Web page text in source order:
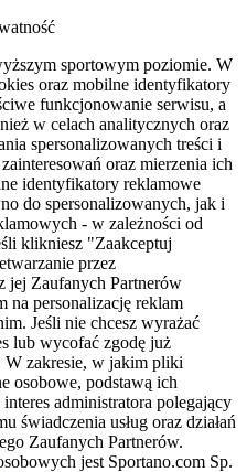
sportowym poziomie. W
oraz mobilne identyfikatory
funkcjonowanie serwisu, a
w celach analitycznych oraz
spersonalizowanych treści i
oraz mierzenia ich
identyfikatory reklamowe
do spersonalizowanych, jak i
- w zależności od
klikniesz "Zaakceptuj
przez
jej Zaufanych Partnerów
personalizację reklam
Jeśli nie chcesz wyrażać
lub wycofać zgodę już
zakresie, w jakim pliki
osobowe, podstawą ich
administratora polegający
świadczenia usług oraz działań
Zaufanych Partnerów.
jest Sportano.com Sp.